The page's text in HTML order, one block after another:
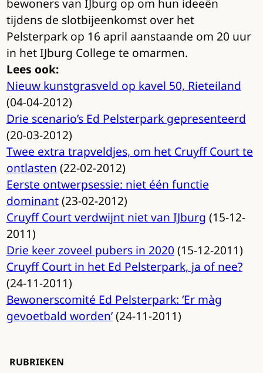
bewoners van IJburg op om hun ideeën
tijdens de slotbijeenkomst over het
Pelsterpark op 16 april aanstaande om 20 uur
in het IJburg College te omarmen.
Lees ook:
Nieuw kunstgrasveld op kavel 50, Rieteiland
(04-04-2012)
Drie scenario’s Ed Pelsterpark gepresenteerd
(20-03-2012)
Twee extra trapveldjes, om het Cruyff Court te
ontlasten (22-02-2012)
Eerste ontwerpsessie: niet één functie
dominant(23-02-2012)
Cruyff Court verdwijnt niet van IJburg (15-12-
2011)
Drie keer zoveel pubers in 2020 (15-12-2011)
Cruyff Court in het Ed Pelsterpark, ja of nee?
(24-11-2011)
Bewonerscomité Ed Pelsterpark: ‘Er màg
gevoetbald worden’(24-11-2011)
RUBRIEKEN